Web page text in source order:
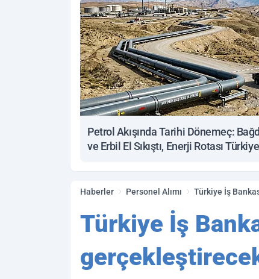
Petrol Akışında Tarihi Dönemeç:
ve Erbil El Sıkıştı, Enerji Rotası
Haberler Personel Alımı Türkiye İş
Türkiye İş